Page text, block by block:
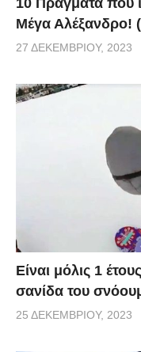
Μέγα Αλέξανδρο!
27 ΔΕΚΕΜΒΡΊΟΥ, 2023
Είναι μόλις 1
σανίδα του
25 ΔΕΚΕΜΒΡΊΟΥ, 2023